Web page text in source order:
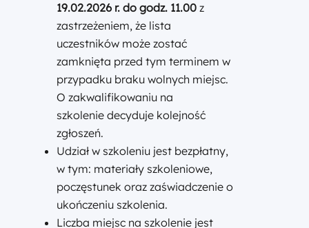
19.02.2026 r. do godz. 11.00 z
zastrzeżeniem, że lista
uczestników może zostać
zamknięta przed tym terminem w
przypadku braku wolnych miejsc.
O zakwalifikowaniu na
szkolenie decyduje kolejność
zgłoszeń.
Udział w szkoleniu jest bezpłatny,
w tym: materiały szkoleniowe,
poczęstunek oraz zaświadczenie o
ukończeniu szkolenia.
Liczba miejsc na szkolenie jest